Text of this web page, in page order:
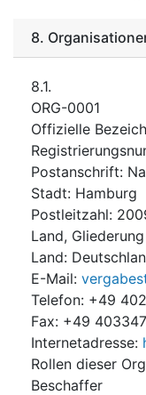
8.
8.1.
ORG-0001
Offizielle
Postanschrift:
Stadt: Hamburg
Postleitzahl:
Land,
Land:
E-Mail:
Telefon: +49
Fax: +49
Internetadresse:
Rollen dieser
Beschaffer